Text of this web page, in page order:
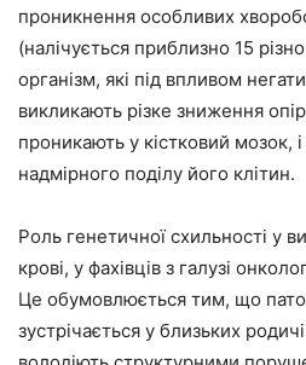
проникнення особливих
(налічується приблизно 15
організм, які під впливом
викликають різке зниження
проникають у кістковий мозок,
надмірного поділу його клітин.
Роль генетичної схильності у
крові, у фахівців з галузі
Це обумовлюється тим, що
зустрічається у близьких